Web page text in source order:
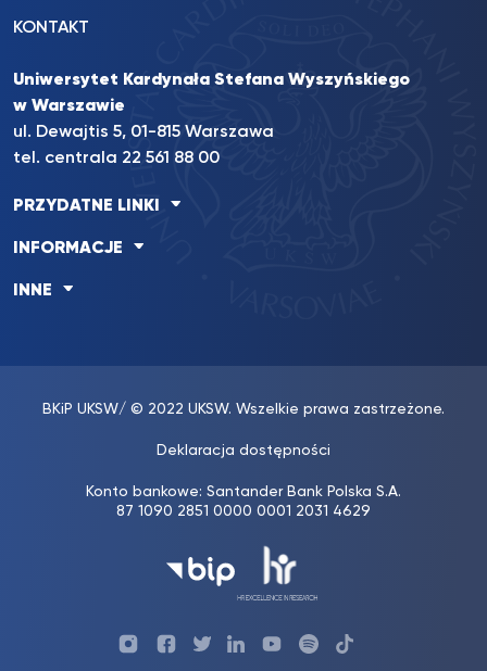
KONTAKT
Uniwersytet Kardynała Stefana Wyszyńskiego
w Warszawie
ul. Dewajtis 5, 01-815 Warszawa
tel. centrala 22 561 88 00
PRZYDATNE LINKI
INFORMACJE
INNE
BKiP UKSW/ © 2022 UKSW. Wszelkie prawa zastrzeżone.
Deklaracja dostępności
Konto bankowe: Santander Bank Polska S.A.
87 1090 2851 0000 0001 2031 4629
Profil ProfilProfilProfil UKSWProfilUKSW